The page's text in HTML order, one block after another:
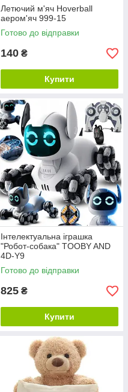
Летючий м'яч Hoverball
аером'яч 999-15
Готово до відправки
140 ₴
Купити
Інтелектуальна іграшка
"Робот-собака" TOOBY AND
4D-Y9
Готово до відправки
825 ₴
Купити